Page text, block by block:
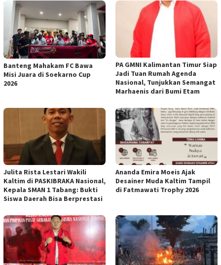
Banteng Mahakam FC Bawa
Misi Juara di Soekarno Cup
2026
PA GMNI Kalimantan Timur Siap
Jadi Tuan Rumah Agenda
Nasional, Tunjukkan Semangat
Marhaenis dari Bumi Etam
Julita Rista Lestari Wakili
Kaltim di PASKIBRAKA Nasional,
Kepala SMAN 1 Tabang: Bukti
Siswa Daerah Bisa Berprestasi
Ananda Emira Moeis Ajak
Desainer Muda Kaltim Tampil
di Fatmawati Trophy 2026